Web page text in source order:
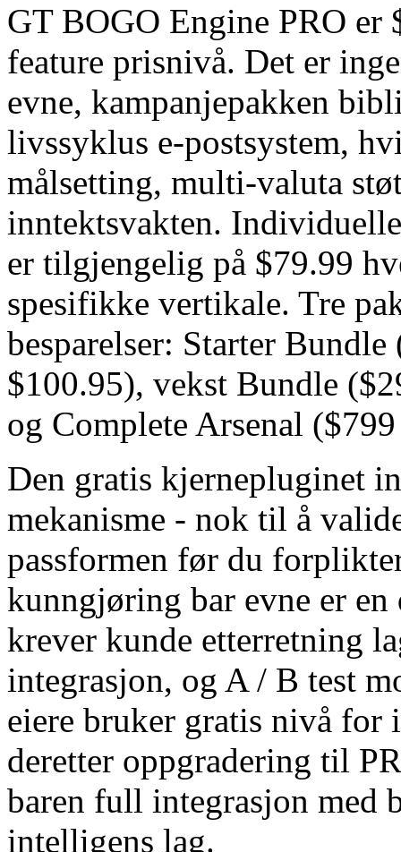
GT BOGO Engine PRO er
feature prisnivå. Det er
evne, kampanjepakken
livssyklus e-postsystem,
målsetting, multi-valuta
inntektsvakten.
er tilgjengelig på $79.99
spesifikke vertikale. Tre
besparelser: Starter
$100.95), vekst Bundle
og Complete Arsenal
Den gratis kjernepluginet
mekanisme - nok til å
passformen før du
kunngjøring bar evne er
krever kunde etterretning
integrasjon, og A / B test
eiere bruker gratis nivå
deretter oppgradering til
baren full integrasjon med
intelligens lag.